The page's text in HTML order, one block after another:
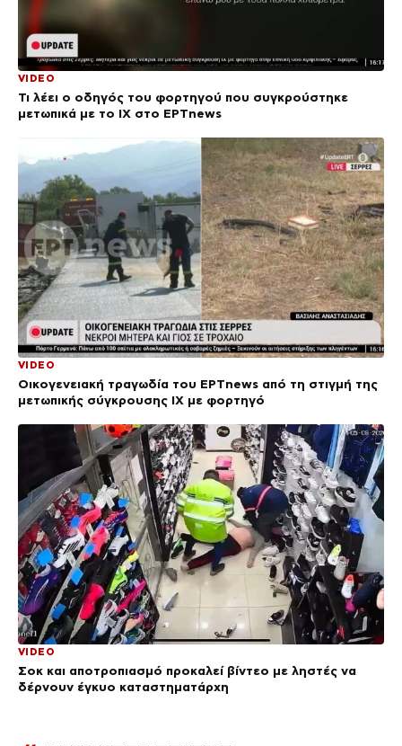
VIDEO
Τι λέει ο οδηγός του φορτηγού που συγκρούστηκε
μετωπικά με το ΙΧ στο ΕΡΤnews
VIDEO
Οικογενειακή τραγωδία του ΕΡΤnews από τη στιγμή της
μετωπικής σύγκρουσης ΙΧ με φορτηγό
VIDEO
Σοκ και αποτροπιασμό προκαλεί βίντεο με ληστές να
δέρνουν έγκυο καταστηματάρχη